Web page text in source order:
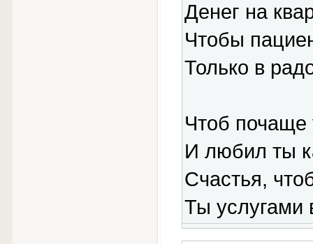
Денег на
Чтобы
Только в
Чтоб почаще
И любил ты
Счастья,
Ты услугами